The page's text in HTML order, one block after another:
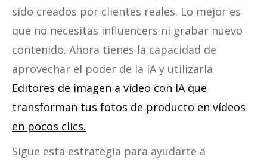
sido creados por clientes reales. Lo mejor es
que no necesitas influencers ni grabar nuevo
contenido. Ahora tienes la capacidad de
aprovechar el poder de la IA y utilizarla
Editores de imagen a vídeo con IA que
transforman tus fotos de producto en vídeos
en pocos clics.
Sigue esta estrategia para ayudarte a